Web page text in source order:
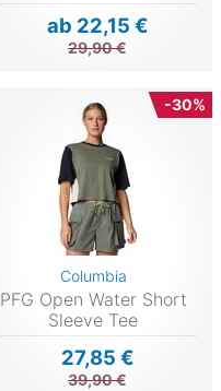
ab 22,15 €
29,90 €
-30%
Columbia
PFG Open Water Short
Sleeve Tee
27,85 €
39,90 €